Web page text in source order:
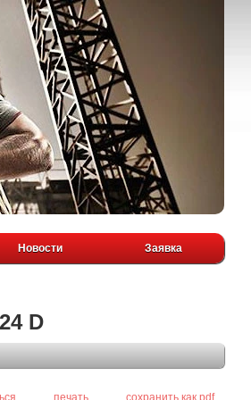
Новости Заявка
D
печать сохранить как pdf